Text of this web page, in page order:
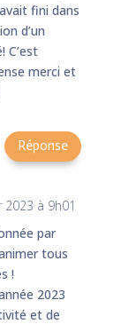
fini dans
d’un
C’est
merci et
Réponse
2023 à 9h01
par
tous
!
2023
et de